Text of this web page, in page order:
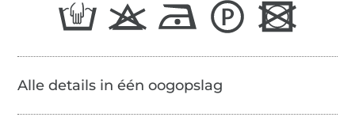
Alle details in één oogopslag